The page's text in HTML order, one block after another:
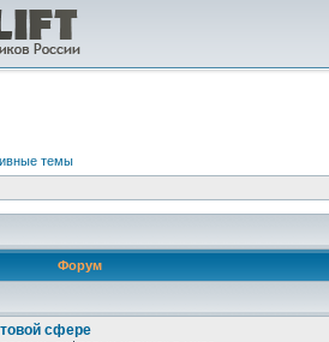
темы
Форум
сфере